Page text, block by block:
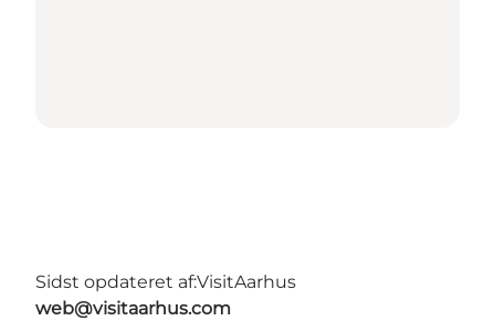
Sidst opdateret af:VisitAarhus
web@visitaarhus.com